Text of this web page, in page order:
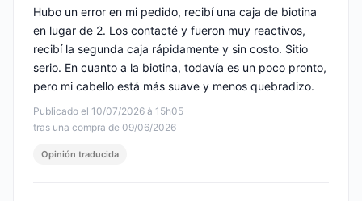
Publicado el 10/07/2026 à 15h05
tras una compra de 09/06/2026
Hubo un error en mi pedido, recibí una caja de biotina
en lugar de 2. Los contacté y fueron muy reactivos,
recibí la segunda caja rápidamente y sin costo. Sitio
serio. En cuanto a la biotina, todavía es un poco pronto,
pero mi cabello está más suave y menos quebradizo.
Opinión traducida